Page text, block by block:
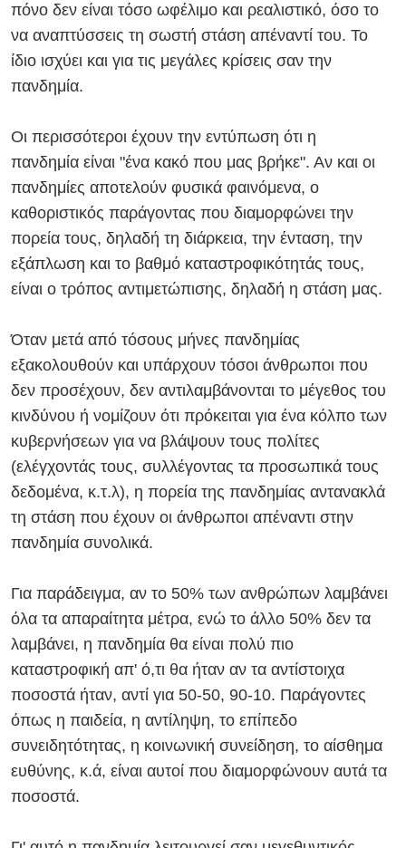
πόνο δεν είναι τόσο ωφέλιμο και ρεαλιστικό, όσο το
να αναπτύσσεις τη σωστή στάση απέναντί του. Το
ίδιο ισχύει και για τις μεγάλες κρίσεις σαν την
πανδημία.
Οι περισσότεροι έχουν την εντύπωση ότι η
πανδημία είναι "ένα κακό που μας βρήκε". Αν και οι
πανδημίες αποτελούν φυσικά φαινόμενα, ο
καθοριστικός παράγοντας που διαμορφώνει την
πορεία τους, δηλαδή τη διάρκεια, την ένταση, την
εξάπλωση και το βαθμό καταστροφικότητάς τους,
είναι ο τρόπος αντιμετώπισης, δηλαδή η στάση μας.
Όταν μετά από τόσους μήνες πανδημίας
εξακολουθούν και υπάρχουν τόσοι άνθρωποι που
δεν προσέχουν, δεν αντιλαμβάνονται το μέγεθος του
κινδύνου ή νομίζουν ότι πρόκειται για ένα κόλπο των
κυβερνήσεων για να βλάψουν τους πολίτες
(ελέγχοντάς τους, συλλέγοντας τα προσωπικά τους
δεδομένα, κ.τ.λ), η πορεία της πανδημίας αντανακλά
τη στάση που έχουν οι άνθρωποι απέναντι στην
πανδημία συνολικά.
Για παράδειγμα, αν το 50% των ανθρώπων λαμβάνει
όλα τα απαραίτητα μέτρα, ενώ το άλλο 50% δεν τα
λαμβάνει, η πανδημία θα είναι πολύ πιο
καταστροφική απ' ό,τι θα ήταν αν τα αντίστοιχα
ποσοστά ήταν, αντί για 50-50, 90-10. Παράγοντες
όπως η παιδεία, η αντίληψη, το επίπεδο
συνειδητότητας, η κοινωνική συνείδηση, το αίσθημα
ευθύνης, κ.ά, είναι αυτοί που διαμορφώνουν αυτά τα
ποσοστά.